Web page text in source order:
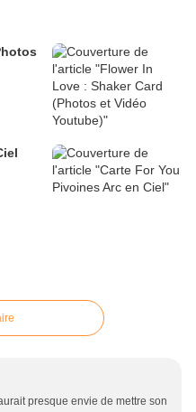
presque envie de mettre son